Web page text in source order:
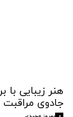
جادوی مراقبت